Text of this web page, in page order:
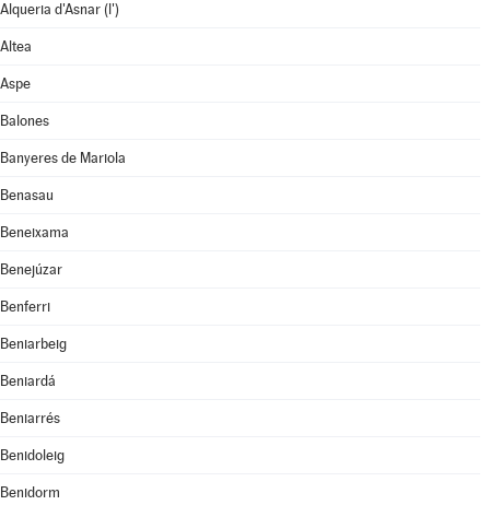
Alqueria d'Asnar (l')
Altea
Aspe
Balones
Banyeres de Mariola
Benasau
Beneixama
Benejúzar
Benferri
Beniarbeig
Beniardá
Beniarrés
Benidoleig
Benidorm